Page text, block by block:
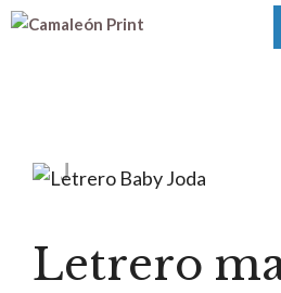
Saltar
Letrero